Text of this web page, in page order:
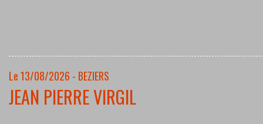
Le 13/08/2026 - BEZIERS
JEAN PIERRE VIRGIL